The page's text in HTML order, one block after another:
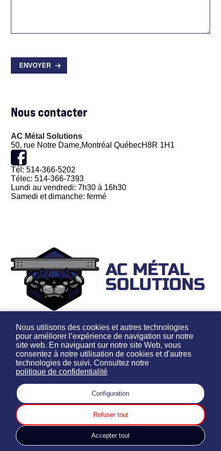
Nous contacter
AC Métal Solutions
50, rue Notre Dame,Montréal QuébecH8R 1H1
Tél: 514-366-5202
Télec: 514-366-7393
Lundi au vendredi: 7h30 à 16h30
Samedi et dimanche: fermé
ENVOYER
Montréal, Québec
H8R 1H1
Tél:514-366-5202
Télec: 514-366-7393
Lundi au vendredi: 7h30 à 16h30
Fermé de 12h00 à 13h00
rlemieux.acier@gmail.com
Politique de confidentialité
Gestion des témoins
Site et hébergement par YMarketing
Nous utilisons des cookies et autres technologies
pour améliorer l’expérience de navigation sur notre
site web. En naviguant sur notre site Web, vous
consentez à notre utilisation de cookies et d'autres
technologies de suivi. Consultez notre
politique de confidentialité
Configuration
Refuser tout
Accepter tout